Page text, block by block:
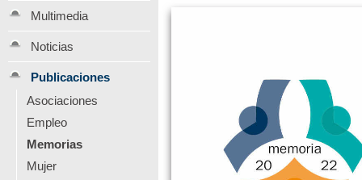
Multimedia
Noticias
Publicaciones
Asociaciones
Empleo
Memorias
Mujer